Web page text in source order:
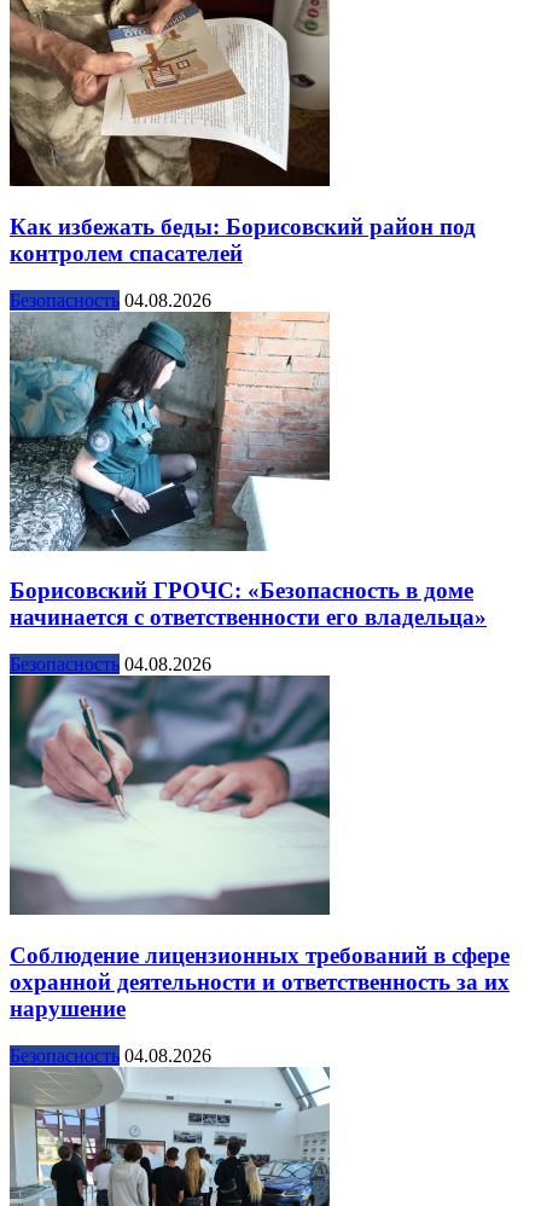
Как избежать беды: Борисовский район под
контролем спасателей
Безопасность 04.08.2026
Борисовский ГРОЧС: «Безопасность в доме
начинается с ответственности его владельца»
Безопасность 04.08.2026
Соблюдение лицензионных требований в сфере
охранной деятельности и ответственность за их
нарушение
Безопасность 04.08.2026